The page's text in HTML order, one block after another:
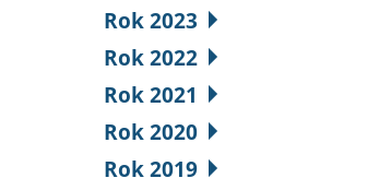
Rok 2023
Rok 2022
Rok 2021
Rok 2020
Rok 2019